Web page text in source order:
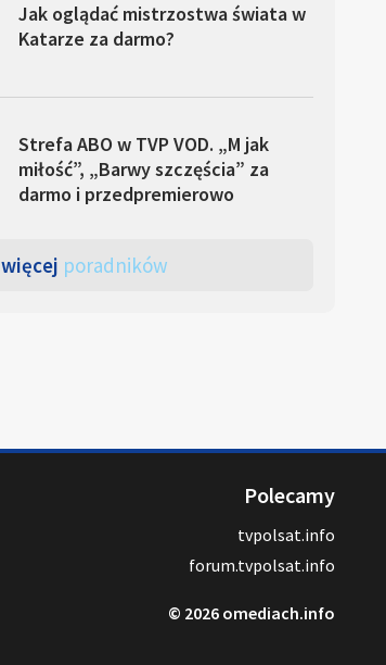
Jak oglądać mistrzostwa świata w
Katarze za darmo?
Strefa ABO w TVP VOD. „M jak
miłość”, „Barwy szczęścia” za
darmo i przedpremierowo
więcej poradników
Polecamy
tvpolsat.info
forum.tvpolsat.info
© 2026 omediach.info